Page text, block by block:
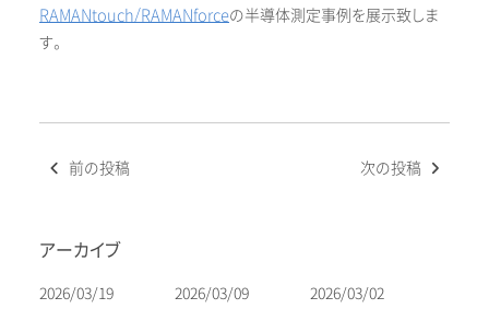
RAMANtouch/RAMANforceの半導体測定事例を展示致しま
す。
投
ビ
ー
前の投稿 次の投稿
アーカイブ
2026/03/19 2026/03/09
2026/03/02